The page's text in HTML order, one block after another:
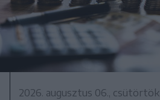
2026. augusztus 06., csütörtök